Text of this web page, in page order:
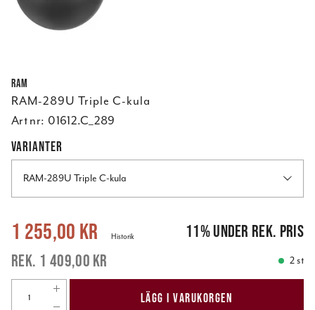
RAM
RAM-289U Triple C-kula
Art nr: 01612.C_289
VARIANTER
RAM-289U Triple C-kula
Nuvarande pris: 1 255,00 kr 1 409,00 kr
1 255,00 kr
1 409,00 kr
Historik 11%under rek. pris
2 st
LÄGG I VARUKORGEN